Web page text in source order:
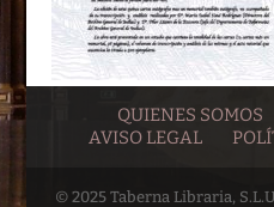
QUIENES SOMOS
AVISO LEGAL
© 2025 Taberna Libraria,